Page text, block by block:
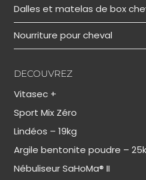
Dalles et matelas de box
Nourriture pour cheval
DECOUVREZ
Vitasec +
Sport Mix Zéro
Lindéos – 19kg
Argile bentonite poudre –
Nébuliseur SaHoMa® II